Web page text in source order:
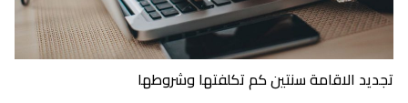
تجديد الاقامة سنتين كم تكلفتها وشروطها